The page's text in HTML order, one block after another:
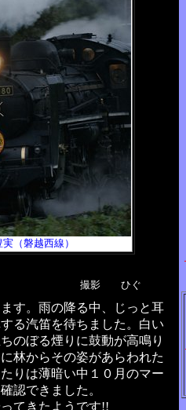
実（磐越西線）
撮影 ひぐ
す。雨の降る中、じっと耳
る汽笛を待ちました。白い
のぼる煙りに鼓動が高鳴り
林からその姿があらわれた
りは薄暗い中１０月のマー
認できました。
ってきたようです!!